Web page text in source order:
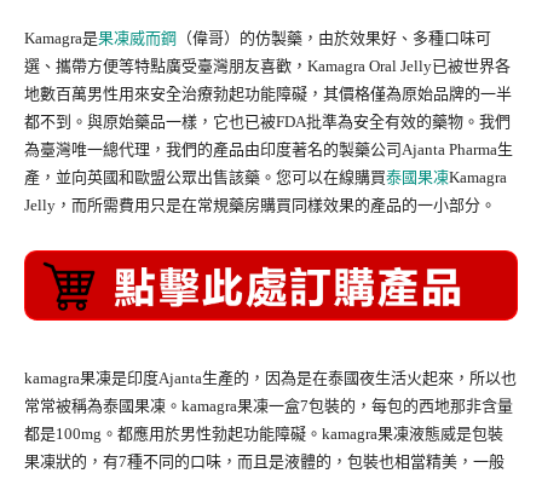
Kamagra是果凍威而鋼 （偉哥）的仿製藥，由於效果好、多種口味可
選、攜帶方便等特點廣受臺灣朋友喜歡，Kamagra Oral Jelly已被世界各
地數百萬男性用來安全治療勃起功能障礙，其價格僅為原始品牌的一半
都不到。與原始藥品一樣，它也已被FDA批準為安全有效的藥物。我們
為臺灣唯一總代理，我們的產品由印度著名的製藥公司Ajanta Pharma生
產，並向英國和歐盟公眾出售該藥。您可以在線購買泰國果凍Kamagra
Jelly，而所需費用只是在常規藥房購買同樣效果的產品的一小部分。
kamagra果凍是印度Ajanta生產的，因為是在泰國夜生活火起來，所以也
常常被稱為泰國果凍。kamagra果凍一盒7包裝的，每包的西地那非含量
都是100mg。都應用於男性勃起功能障礙。kamagra果凍液態威是包裝
果凍狀的，有7種不同的口味，而且是液體的，包裝也相當精美，一般